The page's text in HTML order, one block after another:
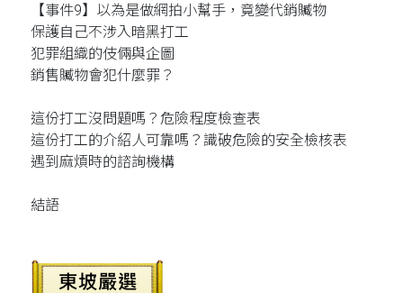
【事件9】以為是做網拍小幫手，竟變代銷贓物
保護自己不涉入暗黑打工
犯罪組織的伎倆與企圖
銷售贓物會犯什麼罪？
這份打工沒問題嗎？危險程度檢查表
這份打工的介紹人可靠嗎？識破危險的安全檢核表
遇到麻煩時的諮詢機構
結語